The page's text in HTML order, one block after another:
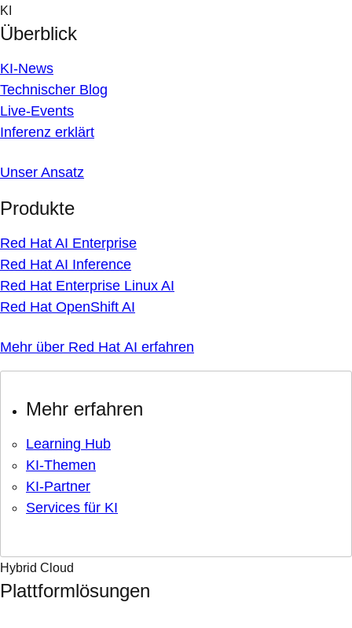
Skip
to
content
KI
Überblick
KI-News
Technischer Blog
Live-Events
Inferenz erklärt
Unser Ansatz
Produkte
Red Hat AI Enterprise
Red Hat AI Inference
Red Hat Enterprise Linux AI
Red Hat OpenShift AI
Mehr über Red Hat AI erfahren
Mehr erfahren
Learning Hub
KI-Themen
KI-Partner
Services für KI
Hybrid Cloud
Plattformlösungen